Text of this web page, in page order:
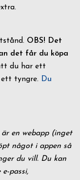
OBS! Det
det får du köpa
du har ett
tyngre. Du
en webapp (inget
något i appen så
du vill. Du kan
passi,